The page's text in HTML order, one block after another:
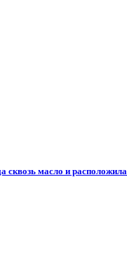
сквозь масло и